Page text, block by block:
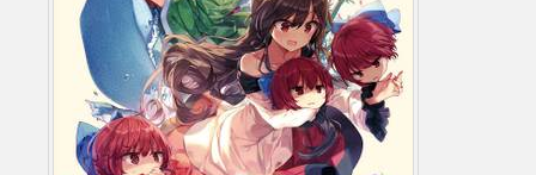
展会及活动导航
展会作品列表
商业二次创作